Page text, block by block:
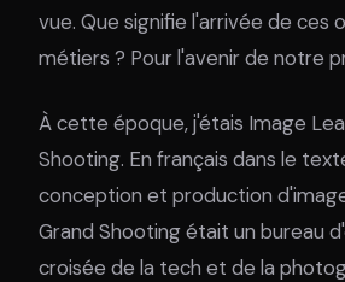
vue. Que signifie l'arrivée de ces
métiers ? Pour l'avenir de notre
À cette époque, j'étais Image
Shooting. En français dans le
conception et production
Grand Shooting était un bureau
croisée de la tech et de la